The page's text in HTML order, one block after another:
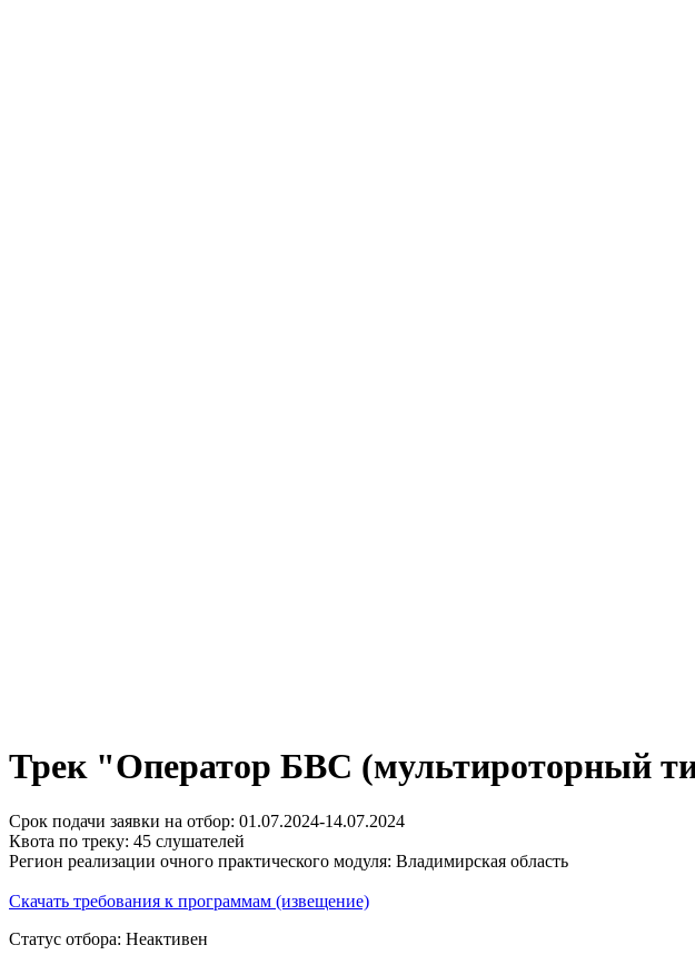
Трек "Оператор БВС (мультироторный
Срок подачи заявки на отбор: 01.07.2024-14.07.2024
Квота по треку: 45 слушателей
Регион реализации очного практического модуля: Владимирская область
Скачать требования к программам (извещение)
Статус отбора: Неактивен